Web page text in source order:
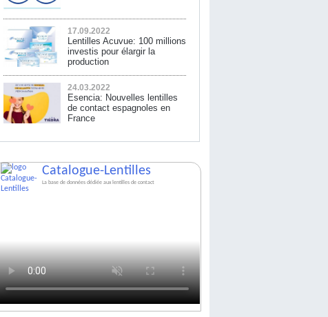
17.09.2022
Lentilles Acuvue: 100 millions
investis pour élargir la
production
24.03.2022
Esencia: Nouvelles lentilles
de contact espagnoles en
France
Catalogue-Lentilles
La base de données dédiée aux lentilles de contact